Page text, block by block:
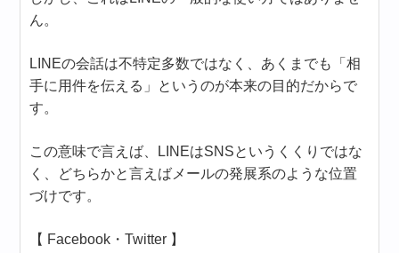
ん。
LINEの会話は不特定多数ではなく、あくまでも「相
手に用件を伝える」というのが本来の目的だからで
す。
この意味で言えば、LINEはSNSというくくりではな
く、どちらかと言えばメールの発展系のような位置
づけです。
【 Facebook・Twitter 】